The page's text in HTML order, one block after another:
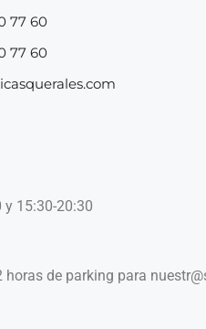
77 60
77 60
y 15:30-20:30
horas de parking para